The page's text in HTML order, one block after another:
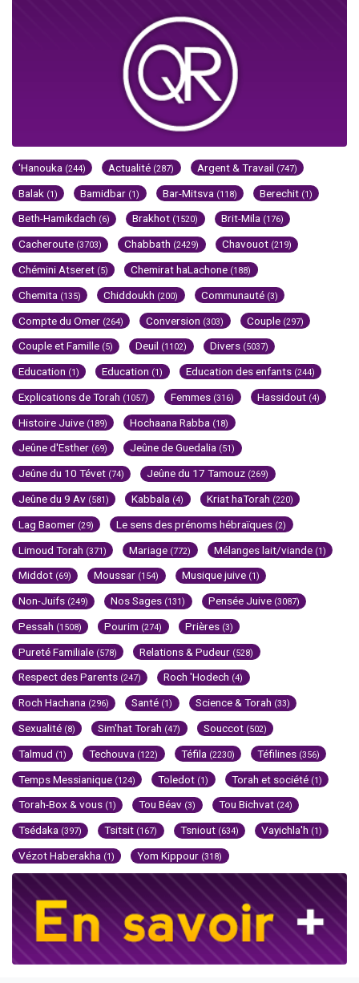
'Hanouka (244) Actualité (287) Argent & Travail (747)
Balak (1) Bamidbar (1) Bar-Mitsva (118) Berechit (1)
Beth-Hamikdach (6) Brakhot (1520) Brit-Mila (176)
Cacheroute (3703) Chabbath (2429) Chavouot (219)
Chémini Atseret (5) Chemirat haLachone (188)
Chemita (135) Chiddoukh (200) Communauté (3)
Compte du Omer (264) Conversion (303) Couple (297)
Couple et Famille (5) Deuil (1102) Divers (5037)
Education (1) Education (1) Education des enfants (244)
Explications de Torah (1057) Femmes (316) Hassidout (4)
Histoire Juive (189) Hochaana Rabba (18)
Jeûne d'Esther (69) Jeûne de Guedalia (51)
Jeûne du 10 Tévet (74) Jeûne du 17 Tamouz (269)
Jeûne du 9 Av (581) Kabbala (4) Kriat haTorah (220)
Lag Baomer (29) Le sens des prénoms hébraïques (2)
Limoud Torah (371) Mariage (772) Mélanges lait/viande (1)
Middot (69) Moussar (154) Musique juive (1)
Non-Juifs (249) Nos Sages (131) Pensée Juive (3087)
Pessah (1508) Pourim (274) Prières (3)
Pureté Familiale (578) Relations & Pudeur (528)
Respect des Parents (247) Roch 'Hodech (4)
Roch Hachana (296) Santé (1) Science & Torah (33)
Sexualité (8) Sim'hat Torah (47) Souccot (502)
Talmud (1) Techouva (122) Téfila (2230) Téfilines (356)
Temps Messianique (124) Toledot (1) Torah et société (1)
Torah-Box & vous (1) Tou Béav (3) Tou Bichvat (24)
Tsédaka (397) Tsitsit (167) Tsniout (634) Vayichla'h (1)
Vézot Haberakha (1) Yom Kippour (318)